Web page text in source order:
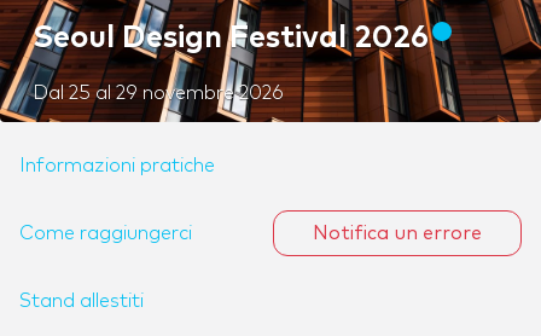
Seoul Design Festival 2026
Dal25al29 novembre 2026
Informazioni pratiche
Come raggiungerci
Stand allestiti
Notifica un errore